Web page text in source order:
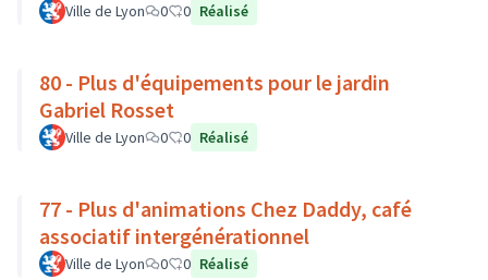
Ville de Lyon 0 0 Réalisé
80 - Plus d'équipements pour le jardin
Gabriel Rosset
Ville de Lyon 0 0 Réalisé
77 - Plus d'animations Chez Daddy, café
associatif intergénérationnel
Ville de Lyon 0 0 Réalisé